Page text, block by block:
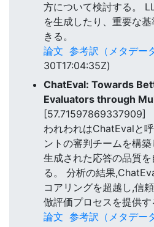
方について検討する。
を生成したり、重要な
きる。
論文 参考訳（メタデー
30T17:04:35Z)
ChatEval: Towards
Evaluators through
[57.71597869337909]
われわれはChatEvalと
ントの審判チームを構
生成された応答の品質
る。 分析の結果
コアリングを超越し,信
倣評価プロセスを提供す
論文 参考訳（メタデー